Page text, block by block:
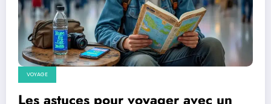
VOYAGE
Les astuces pour voyager avec un